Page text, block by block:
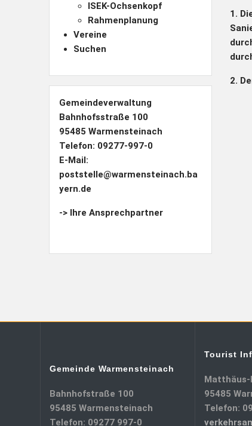
ISEK-Ochsenkopf
Rahmenplanung
Vereine
Suchen
Gemeindeverwaltung
Bahnhofsstraße 100
95485 Warmensteinach
Telefon: 09277-997-0
E-Mail:
poststelle@warmensteinach.ba
yern.de
-> Ihre Ansprechpartner
1.
2.
Gemeinde Warmensteinach
Bahnhofstraße 100
95485 Warmensteinach
Telefon: 09277 997-0
Tourist
Matthäus-
95485
Telefon: